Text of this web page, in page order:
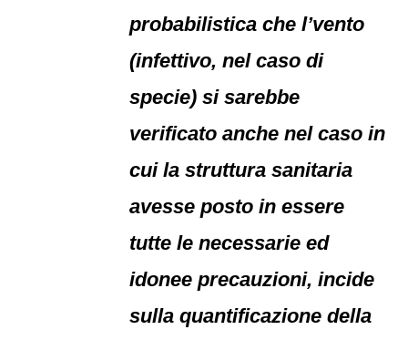
probabilistica che l’vento
(infettivo, nel caso di
specie) si sarebbe
verificato anche nel caso in
cui la struttura sanitaria
avesse posto in essere
tutte le necessarie ed
idonee precauzioni, incide
sulla quantificazione della